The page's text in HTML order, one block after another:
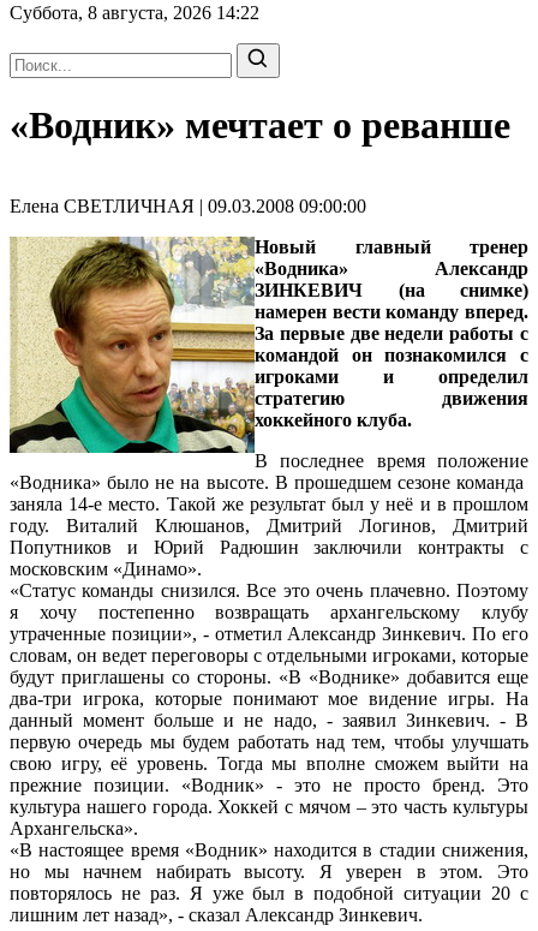
Суббота, 8 августа, 2026 14:22
«Водник» мечтает о реванше
Елена СВЕТЛИЧНАЯ | 09.03.2008 09:00:00
Новый главный тренер
«Водника» Александр
ЗИНКЕВИЧ (на снимке)
намерен вести команду вперед.
За первые две недели работы с
командой он познакомился с
игроками и определил
стратегию движения
хоккейного клуба.
В последнее время положение
«Водника» было не на высоте. В прошедшем сезоне команда
заняла 14-е место. Такой же результат был у неё и в прошлом
году. Виталий Клюшанов, Дмитрий Логинов, Дмитрий
Попутников и Юрий Радюшин заключили контракты с
московским «Динамо».
«Статус команды снизился. Все это очень плачевно. Поэтому
я хочу постепенно возвращать архангельскому клубу
утраченные позиции», - отметил Александр Зинкевич. По его
словам, он ведет переговоры с отдельными игроками, которые
будут приглашены со стороны. «В «Воднике» добавится еще
два-три игрока, которые понимают мое видение игры. На
данный момент больше и не надо, - заявил Зинкевич. - В
первую очередь мы будем работать над тем, чтобы улучшать
свою игру, её уровень. Тогда мы вполне сможем выйти на
прежние позиции. «Водник» - это не просто бренд. Это
культура нашего города. Хоккей с мячом – это часть культуры
Архангельска».
«В настоящее время «Водник» находится в стадии снижения,
но мы начнем набирать высоту. Я уверен в этом. Это
повторялось не раз. Я уже был в подобной ситуации 20 с
лишним лет назад», - сказал Александр Зинкевич.